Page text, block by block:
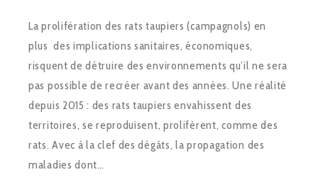
La prolifération des rats taupiers (campagnols) en
plus des implications sanitaires, économiques,
risquent de détruire des environnements qu’il ne sera
pas possible de recréer avant des années. Une réalité
depuis 2015 : des rats taupiers envahissent des
territoires, se reproduisent, prolifèrent, comme des
rats. Avec à la clef des dégâts, la propagation des
maladies dont…